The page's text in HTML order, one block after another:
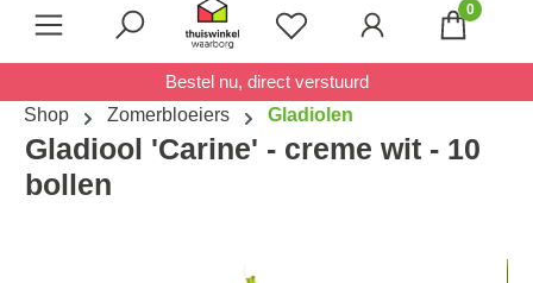
Je hebt 0 items op je
0
Bestel nu, direct verstuurd
Shop
Zomerbloeiers Gladiolen
Gladiool 'Carine' - creme wit - 10
bollen